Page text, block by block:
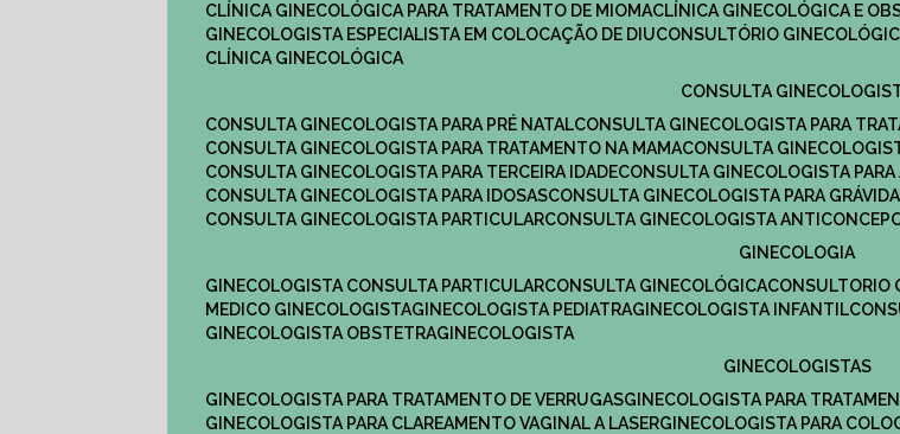
CLÍNICA GINECOLÓGICA PARA TRATAMENTO DE MIOMA
CLÍNICA GINECOLÓGICA E
GINECOLOGISTA ESPECIALISTA EM COLOCAÇÃO DE DIU
CONSULTÓRIO
CLÍNICA GINECOLÓGICA
CONSULTA
CONSULTA GINECOLOGISTA PARA PRÉ NATAL
CONSULTA GINECOLOGISTA PARA
CONSULTA GINECOLOGISTA PARA TRATAMENTO NA MAMA
CONSULTA
CONSULTA GINECOLOGISTA PARA TERCEIRA IDADE
CONSULTA GINECOLOGISTA
CONSULTA GINECOLOGISTA PARA IDOSAS
CONSULTA GINECOLOGISTA PARA
CONSULTA GINECOLOGISTA PARTICULAR
CONSULTA GINECOLOGISTA
GINECOLOGIA
GINECOLOGISTA CONSULTA PARTICULAR​
CONSULTA GINECOLÓGICA​
MEDICO GINECOLOGISTA​
GINECOLOGISTA PEDIATRA​ GINECOLOGISTA INFANTIL​
GINECOLOGISTA OBSTETRA​
GINECOLOGISTA
GINECOLOGISTAS
GINECOLOGISTA PARA TRATAMENTO DE VERRUGAS
GINECOLOGISTA PARA
GINECOLOGISTA PARA CLAREAMENTO VAGINAL A LASER
GINECOLOGISTA PARA